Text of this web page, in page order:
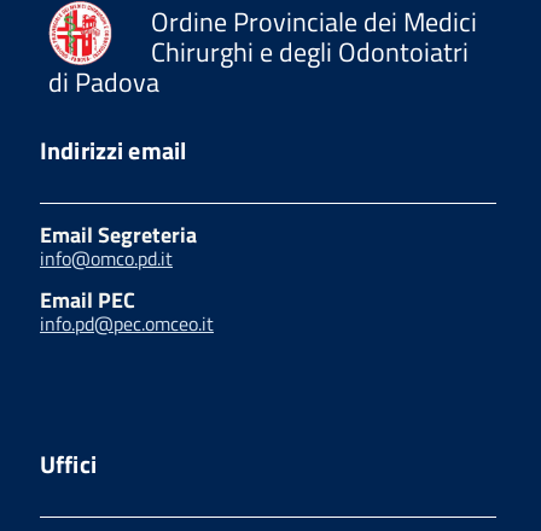
Ordine Provinciale dei Medici
Chirurghi e degli Odontoiatri
di Padova
Indirizzi email
Email Segreteria
info@omco.pd.it
Email PEC
info.pd@pec.omceo.it
Uffici